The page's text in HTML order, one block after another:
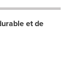
et de